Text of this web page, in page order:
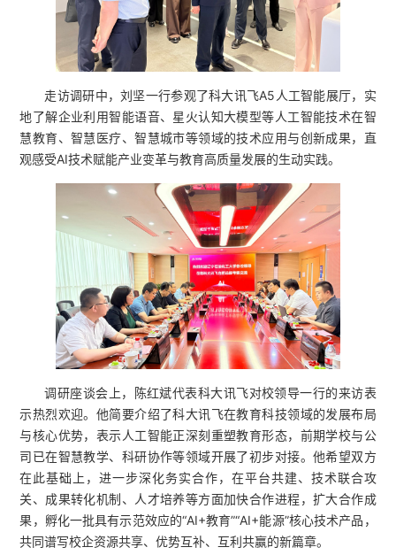
走访调研中，刘坚一行参观了科大讯飞A5人工智能展厅，实
地了解企业利用智能语音、星火认知大模型等人工智能技术在智
慧教育、智慧医疗、智慧城市等领域的技术应用与创新成果，直
观感受AI技术赋能产业变革与教育高质量发展的生动实践。
调研座谈会上，陈红斌代表科大讯飞对校领导一行的来访表
示热烈欢迎。他简要介绍了科大讯飞在教育科技领域的发展布局
与核心优势，表示人工智能正深刻重塑教育形态，前期学校与公
司已在智慧教学、科研协作等领域开展了初步对接。他希望双方
在此基础上，进一步深化务实合作，在平台共建、技术联合攻
关、成果转化机制、人才培养等方面加快合作进程，扩大合作成
果，孵化一批具有示范效应的“AI+教育”“AI+能源”核心技术产品，
共同谱写校企资源共享、优势互补、互利共赢的新篇章。